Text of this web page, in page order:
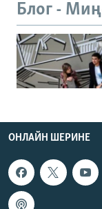
Блог -
ОНЛАЙН ШЕРИНЕ